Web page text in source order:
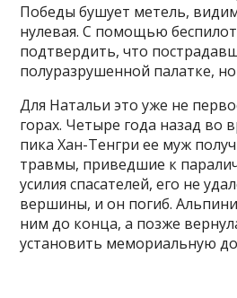
Победы бушует метель,
нулевая. С помощью
подтвердить, что
полуразрушенной палатке,
Для Натальи это уже не
горах. Четыре года назад во
пика Хан-Тенгри ее муж
травмы, приведшие к
усилия спасателей, его не
вершины, и он погиб.
ним до конца, а позже
установить мемориальную